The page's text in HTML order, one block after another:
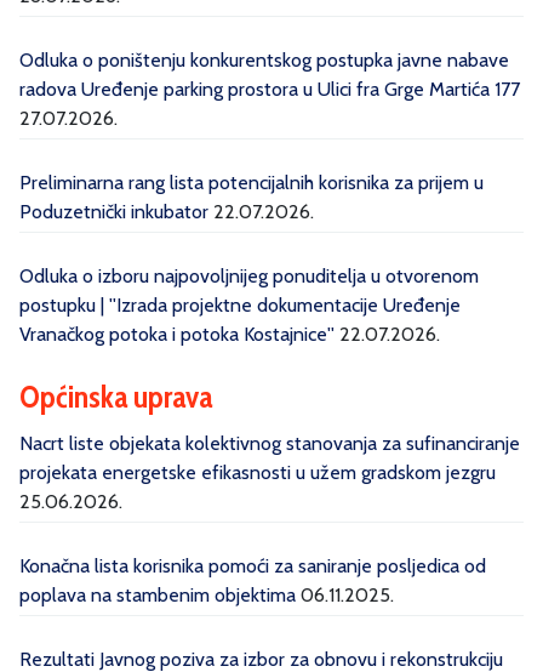
Odluka o poništenju konkurentskog postupka javne nabave
radova Uređenje parking prostora u Ulici fra Grge Martića 177
27.07.2026.
Preliminarna rang lista potencijalnih korisnika za prijem u
Poduzetnički inkubator 22.07.2026.
Odluka o izboru najpovoljnijeg ponuditelja u otvorenom
postupku | ''Izrada projektne dokumentacije Uređenje
Vranačkog potoka i potoka Kostajnice'' 22.07.2026.
Općinska uprava
Nacrt liste objekata kolektivnog stanovanja za sufinanciranje
projekata energetske efikasnosti u užem gradskom jezgru
25.06.2026.
Konačna lista korisnika pomoći za saniranje posljedica od
poplava na stambenim objektima 06.11.2025.
Rezultati Javnog poziva za izbor za obnovu i rekonstrukciju